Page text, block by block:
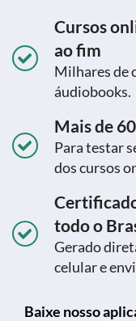
Cursos
ao fim
Milhares de
áudiobooks.
Mais de
Para testar
dos cursos
todo o
Gerado
celular e
Baixe nosso